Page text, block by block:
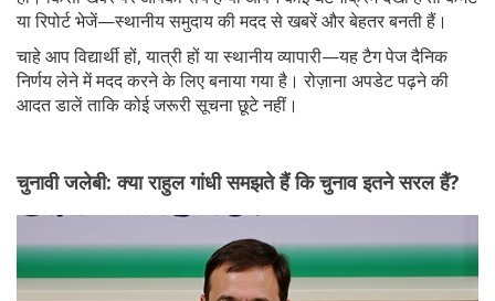
या रिपोर्ट भेजें—स्थानीय समुदाय की मदद से खबरें और बेहतर बनती हैं।
चाहे आप विद्यार्थी हों, यात्री हों या स्थानीय व्यापारी—यह टैग पेज दैनिक
निर्णय लेने में मदद करने के लिए बनाया गया है। रोज़ाना अपडेट पढ़ने की
आदत डालें ताकि कोई जरूरी सूचना छूटे नहीं।
चुनावी जलेबी: क्या राहुल गांधी समझते हैं कि चुनाव इतने सरल हैं?